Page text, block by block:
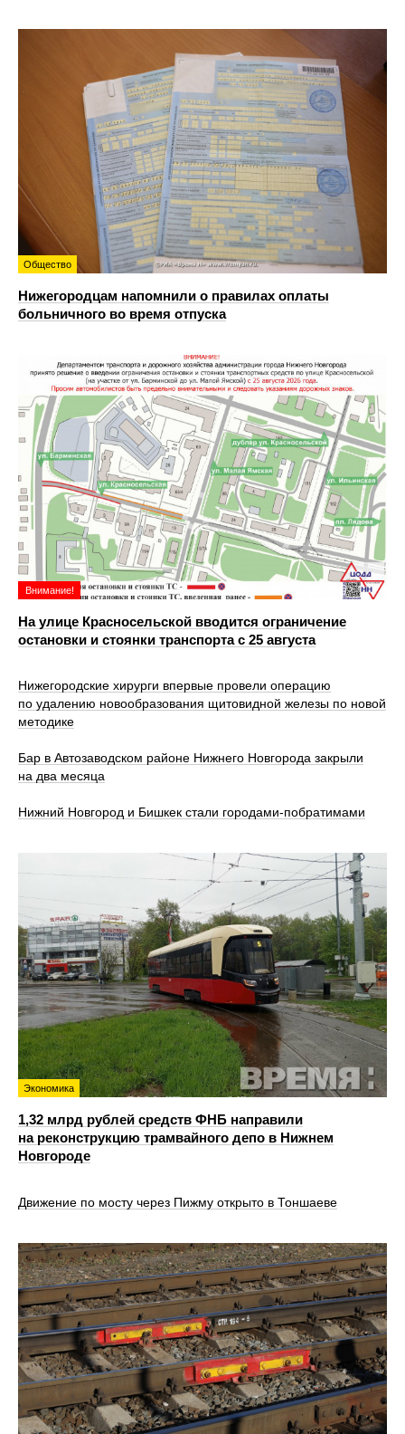
Общество
Нижегородцам напомнили о правилах оплаты
больничного во время отпуска
Внимание!
На улице Красносельской вводится ограничение
остановки и стоянки транспорта с 25 августа
Нижегородские хирурги впервые провели операцию
по удалению новообразования щитовидной железы по новой
методике
Бар в Автозаводском районе Нижнего Новгорода закрыли
на два месяца
Нижний Новгород и Бишкек стали городами-побратимами
Экономика
1,32 млрд рублей средств ФНБ направили
на реконструкцию трамвайного депо в Нижнем
Новгороде
Движение по мосту через Пижму открыто в Тоншаеве